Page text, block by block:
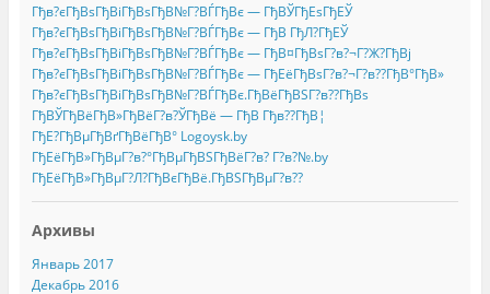
Гђв?єГђВѕГђВіГђВѕГђВ№Г?ВЃГђВє — ГђВЎГђЕѕГђЕЎ
Гђв?єГђВѕГђВіГђВѕГђВ№Г?ВЃГђВє — ГђВ ГђЛ?ГђЕЎ
Гђв?єГђВѕГђВіГђВѕГђВ№Г?ВЃГђВє — ГђВ¤ГђВѕГ?в?¬Г?Ж?ГђВј
Гђв?єГђВѕГђВіГђВѕГђВ№Г?ВЃГђВє — ГђЕёГђВѕГ?в?¬Г?в??ГђВ°ГђВ»
Гђв?єГђВѕГђВіГђВѕГђВ№Г?ВЃГђВє.ГђВёГђВЅГ?в??ГђВѕ
ГђВЎГђВёГђВ»ГђВёГ?в?ЎГђВё — ГђВ Гђв??ГђВ¦
ГђЕ?ГђВµГђВґГђВёГђВ° Logoysk.by
ГђЕёГђВ»ГђВµГ?в?°ГђВµГђВЅГђВёГ?в? Г?в?№.by
ГђЕёГђВ»ГђВµГ?Л?ГђВєГђВё.ГђВЅГђВµГ?в??
Архивы
Январь 2017
Декабрь 2016